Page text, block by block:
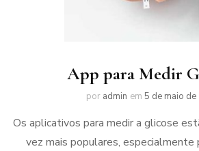
App para Medir
por admin em 5 de maio de
Os aplicativos para medir a glicose
vez mais populares, especialmente